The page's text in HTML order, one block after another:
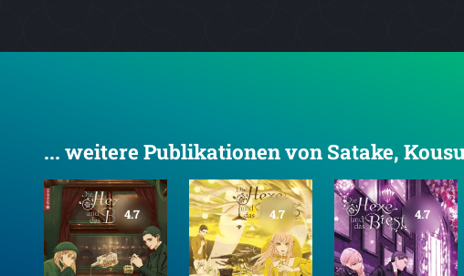
... weitere Publikationen von Satake,
4.7 4.7 4.7